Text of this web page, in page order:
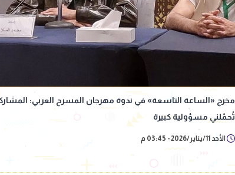
مخرج «الساعة التاسعة» في ندوة مهرجان المسرح العربي:
تُحمّلني مسؤولية كبيرة
الأحد 11/يناير/2026 - 03:45 م